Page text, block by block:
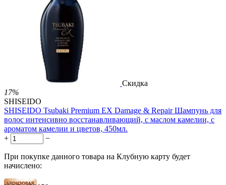
Скидка
17%
SHISEIDO
SHISEIDO Tsubaki Premium EX Damage & Repair Шампунь для
волос интенсивно восстанавливающий, с маслом камелии, с
ароматом камелии и цветов, 450мл.
+
−
При покупке данного товара на Клубную карту будет
начислено: